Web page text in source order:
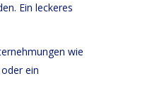
Ein leckeres
wie
ein